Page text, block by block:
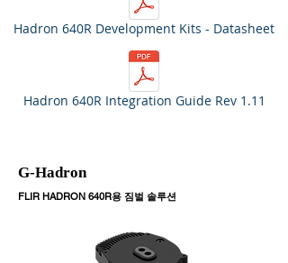
Hadron 640R Development Kits - Datasheet
Hadron 640R Integration Guide Rev 1.11
G-Hadron
FLIR HADRON 640R용 짐벌 솔루션